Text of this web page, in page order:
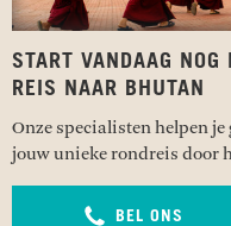
START VANDAAG
REIS NAAR BHUTAN
Onze specialisten helpen
jouw unieke rondreis door
BEL ONS